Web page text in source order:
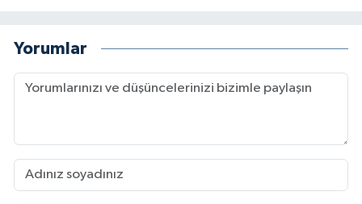
Yorumlar